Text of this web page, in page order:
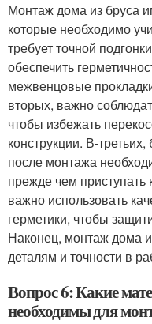
Монтаж дома из бруса
которые необходимо
требует точной
обеспечить
межвенцовые
вторых, важно
чтобы избежать
конструкции. В-
после монтажа
прежде чем приступать
важно использовать
герметики, чтобы
Наконец, монтаж дома
деталям и точности в
Вопрос 6: Какие
необходимы для